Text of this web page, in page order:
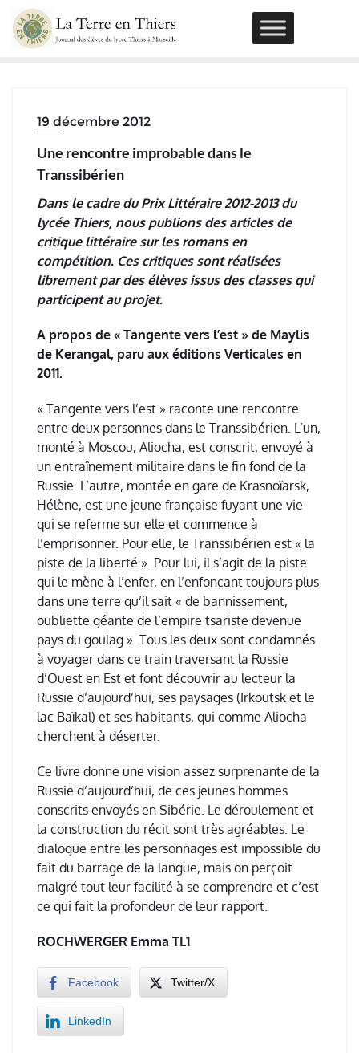
Skip
content
19 décembre 2012
Une rencontre improbable dans le
Transsibérien
Dans le cadre du Prix Littéraire 2012-2013 du
lycée Thiers, nous publions des articles de
critique littéraire sur les romans en
compétition. Ces critiques sont réalisées
librement par des élèves issus des classes qui
participent au projet.
A propos de « Tangente vers l’est » de Maylis
de Kerangal, paru aux éditions Verticales en
2011.
« Tangente vers l’est » raconte une rencontre
entre deux personnes dans le Transsibérien. L’un,
monté à Moscou, Aliocha, est conscrit, envoyé à
un entraînement militaire dans le fin fond de la
Russie. L’autre, montée en gare de Krasnoïarsk,
Hélène, est une jeune française fuyant une vie
qui se referme sur elle et commence à
l’emprisonner. Pour elle, le Transsibérien est « la
piste de la liberté ». Pour lui, il s’agit de la piste
qui le mène à l’enfer, en l’enfonçant toujours plus
dans une terre qu’il sait « de bannissement,
oubliette géante de l’empire tsariste devenue
pays du goulag ». Tous les deux sont condamnés
à voyager dans ce train traversant la Russie
d’Ouest en Est et font découvrir au lecteur la
Russie d’aujourd’hui, ses paysages (Irkoutsk et le
lac Baïkal) et ses habitants, qui comme Aliocha
cherchent à déserter.
Ce livre donne une vision assez surprenante de la
Russie d’aujourd’hui, de ces jeunes hommes
conscrits envoyés en Sibérie. Le déroulement et
la construction du récit sont très agréables. Le
dialogue entre les personnages est impossible du
fait du barrage de la langue, mais on perçoit
malgré tout leur facilité à se comprendre et c’est
ce qui fait la profondeur de leur rapport.
ROCHWERGER Emma TL1
Facebook Twitter/X
LinkedIn